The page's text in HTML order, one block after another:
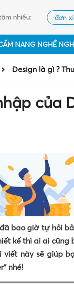
nhiều: đơn
NANG NGHỀ
Design là gì ?
của
bao giờ tự hỏi
kế thì ai ai
viết này sẽ giúp
nhé!